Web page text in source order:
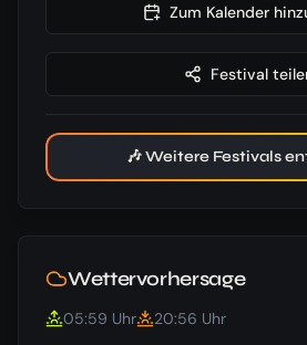
Zum Kalender
Festival
🎶 Weitere Festivals
Wettervorhersage
05:59 Uhr 20:56 Uhr